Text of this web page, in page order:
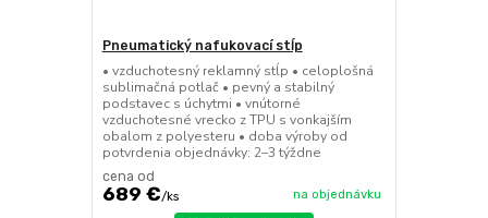
Pneumatický nafukovací stĺp
• vzduchotesný reklamný stĺp • celoplošná
sublimačná potlač • pevný a stabilný
podstavec s úchytmi • vnútorné
vzduchotesné vrecko z TPU s vonkajším
obalom z polyesteru • doba výroby od
potvrdenia objednávky: 2–3 týždne
cena od
689 €/ks na objednávku